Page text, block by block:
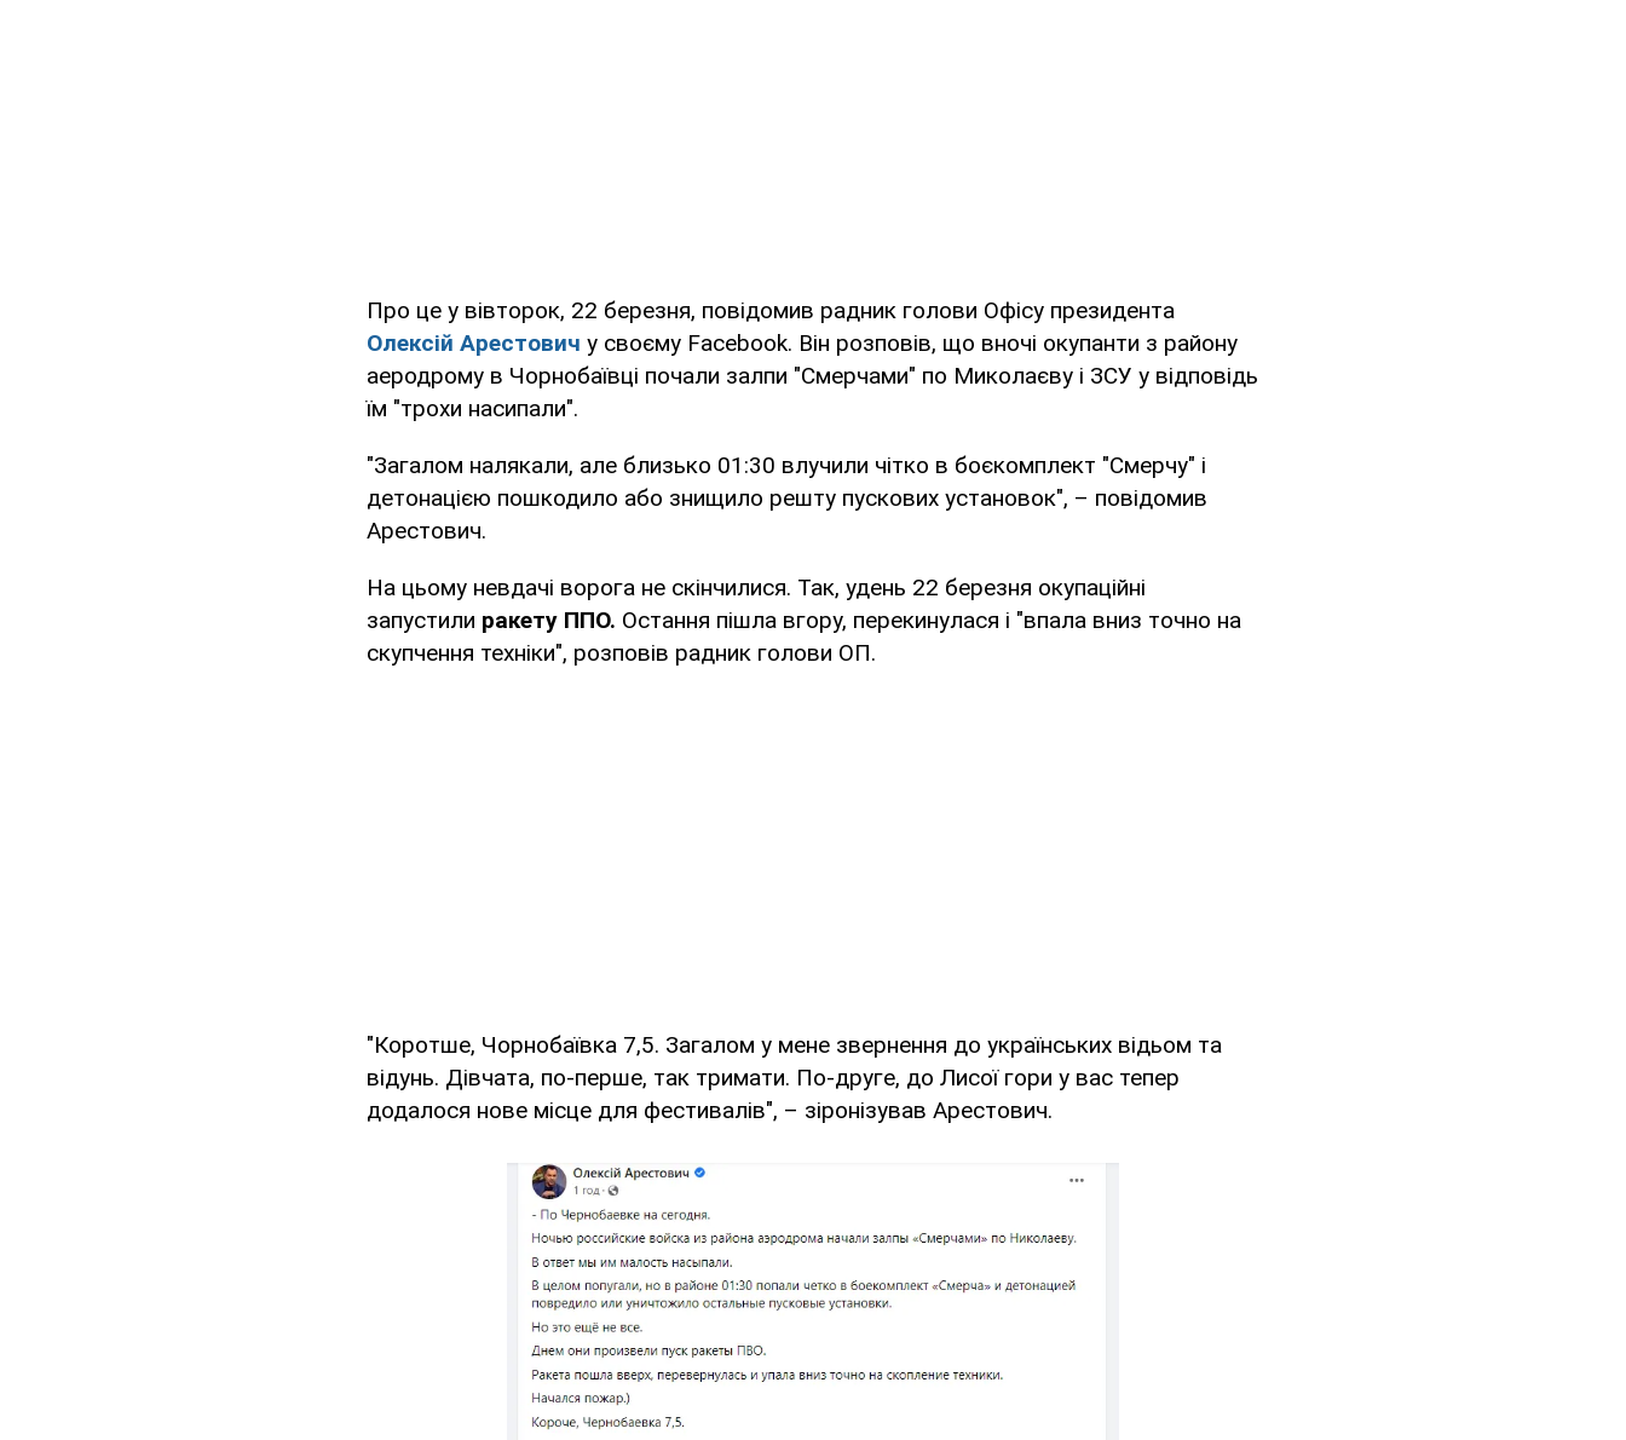
Про це у вівторок, 22 березня, повідомив радник голови Офісу президента
Олексій Арестович у своєму Facebook. Він розповів, що вночі окупанти з району
аеродрому в Чорнобаївці почали залпи "Смерчами" по Миколаєву і ЗСУ у відповідь
їм "трохи насипали".
"Загалом налякали, але близько 01:30 влучили чітко в боєкомплект "Смерчу" і
детонацією пошкодило або знищило решту пускових установок", – повідомив
Арестович.
На цьому невдачі ворога не скінчилися. Так, удень 22 березня окупаційні
запустили ракету ППО. Остання пішла вгору, перекинулася і "впала вниз точно на
скупчення техніки", розповів радник голови ОП.
"Коротше, Чорнобаївка 7,5. Загалом у мене звернення до українських відьом та
відунь. Дівчата, по-перше, так тримати. По-друге, до Лисої гори у вас тепер
додалося нове місце для фестивалів", – зіронізував Арестович.